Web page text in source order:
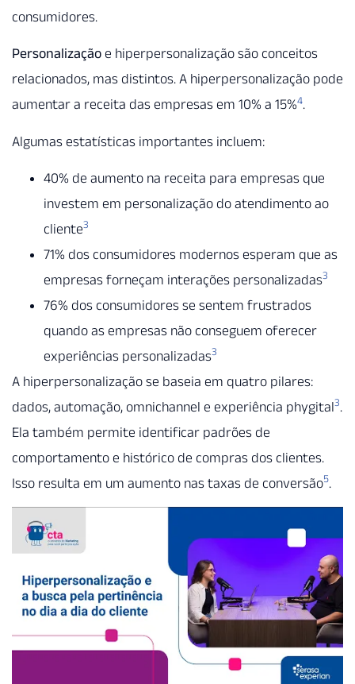
consumidores.
Personalização e hiperpersonalização são conceitos
relacionados, mas distintos. A hiperpersonalização pode
aumentar a receita das empresas em 10% a 15%4.
Algumas estatísticas importantes incluem:
40% de aumento na receita para empresas que
investem em personalização do atendimento ao
cliente3
71% dos consumidores modernos esperam que as
empresas forneçam interações personalizadas3
76% dos consumidores se sentem frustrados
quando as empresas não conseguem oferecer
experiências personalizadas3
A hiperpersonalização se baseia em quatro pilares:
dados, automação, omnichannel e experiência phygital3.
Ela também permite identificar padrões de
comportamento e histórico de compras dos clientes.
Isso resulta em um aumento nas taxas de conversão5.